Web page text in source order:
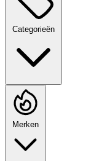
Categorieën
Merken